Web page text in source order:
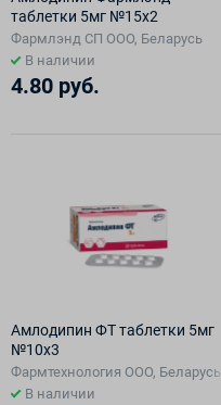
таблетки 5мг №15х2
Фармлэнд СП ООО, Беларусь
В наличии
4.80 руб.
Амлодипин ФТ таблетки 5мг
№10х3
Фармтехнология ООО, Беларусь
В наличии